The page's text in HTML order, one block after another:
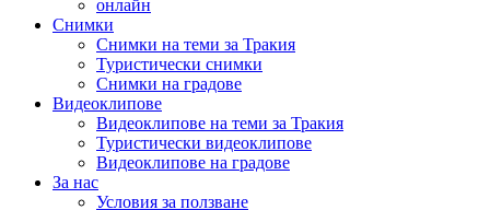
онлайн
Снимки
Снимки на теми за Тракия
Туристически снимки
Снимки на градове
Видеоклипове
Видеоклипове на теми за Тракия
Туристически видеоклипове
Видеоклипове на градове
За нас
Условия за ползване